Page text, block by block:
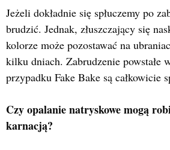
Jeżeli dokładnie się spłuczemy po
brudzić. Jednak, złuszczający się
kolorze może pozostawać na
kilku dniach. Zabrudzenie powstałe
przypadku Fake Bake są całkowicie
Czy opalanie natryskowe mogą
karnacją?